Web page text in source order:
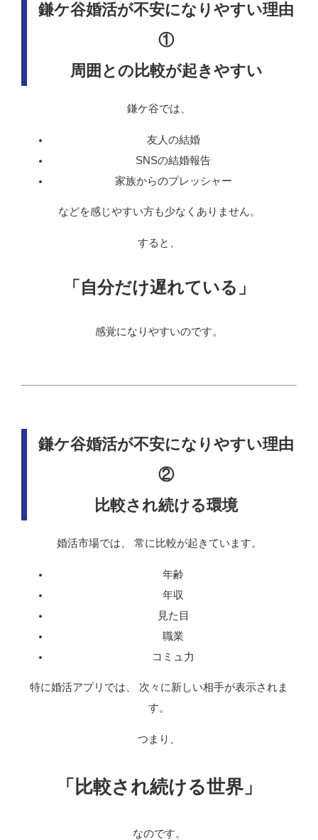
鎌ケ谷婚活が不安になりやすい理由
①
周囲との比較が起きやすい
鎌ケ谷では、
友人の結婚
SNSの結婚報告
家族からのプレッシャー
などを感じやすい方も少なくありません。
すると、
「自分だけ遅れている」
感覚になりやすいのです。
鎌ケ谷婚活が不安になりやすい理由
②
比較され続ける環境
婚活市場では、 常に比較が起きています。
年齢
年収
見た目
職業
コミュ力
特に婚活アプリでは、 次々に新しい相手が表示されま
す。
つまり、
「比較され続ける世界」
なのです。